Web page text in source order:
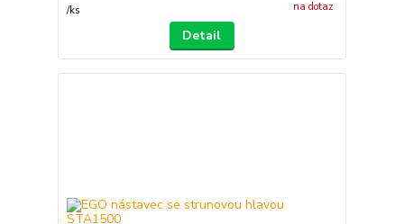
/ks na dotaz
Detail